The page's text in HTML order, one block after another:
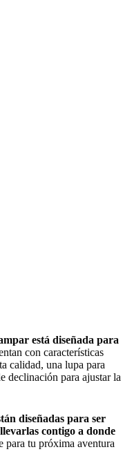
está diseñada para
con características
calidad, una lupa para
declinación para ajustar la
diseñadas para ser
contigo a donde
para tu próxima aventura